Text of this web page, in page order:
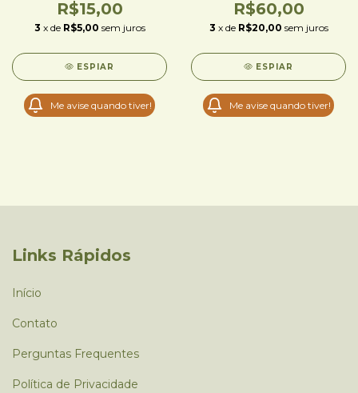
R$15,00
3 x de R$5,00 sem juros
ESPIAR
Me avise quando tiver!
R$60,00
3 x de R$20,00 sem juros
ESPIAR
Me avise quando tiver!
Links Rápidos
Início
Contato
Perguntas Frequentes
Política de Privacidade